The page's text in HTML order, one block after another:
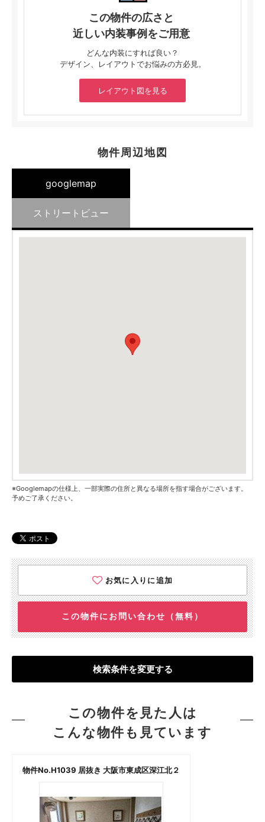
この物件の広さと
近しい内装事例をご用意
どんな内装にすれば良い？
デザイン、レイアウトでお悩みの方必見。
レイアウト図を見る
物件周辺地図
googlemap
ストリートビュー
※Googlemapの仕様上、一部実際の住所と異なる場所を指す場合がございます。
予めご了承ください。
お気に入りに追加
この物件にお問い合わせ（無料）
検索条件を変更する
この物件を見た人は
こんな物件も見ています
物件No.H1039 居抜き 大阪市東成区深江北２